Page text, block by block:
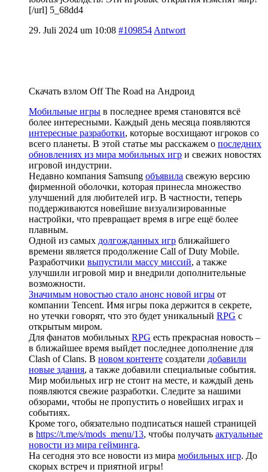
[/url] 5_68dd4
29. Juli 2024 um 10:08 #109854 Antwort
Скачать взлом Off The Road на Андроид
Мобильные игры в последнее время становятся всё
более интересными. Каждый день месяца появляются
интересные разработки, которые восхищают игроков со
всего планеты. В этой статье мы расскажем о последних
обновлениях из мира мобильных игр и свежих новостях
игровой индустрии.
Недавно компания Samsung объявила свежую версию
фирменной оболочки, которая принесла множество
улучшений для любителей игр. В частности, теперь
поддерживаются новейшие визуализированные
настройки, что превращает время в игре ещё более
плавным.
Одной из самых долгожданных игр ближайшего
времени является продолжение Call of Duty Mobile.
Разработчики выпустили массу миссий, а также
улучшили игровой мир и внедрили дополнительные
возможности.
Значимым новостью стало анонс новой игры от
компании Tencent. Имя игры пока держится в секрете,
но утечки говорят, что это будет уникальный RPG с
открытым миром.
Для фанатов мобильных RPG есть прекрасная новость –
в ближайшее время выйдет последнее дополнение для
Clash of Clans. В новом контенте создатели добавили
новые здания, а также добавили специальные события.
Мир мобильных игр не стоит на месте, и каждый день
появляются свежие разработки. Следите за нашими
обзорами, чтобы не пропустить о новейших играх и
событиях.
Кроме того, обязательно подписаться нашей страницей
в https://t.me/s/mods_menu/13, чтобы получать актуальные
новости из мира гейминга.
На сегодня это все новости из мира мобильных игр. До
скорых встреч и приятной игры!